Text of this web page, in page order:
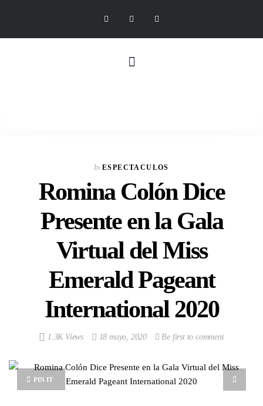
In ESPECTACULOS
Romina Colón Dice
Presente en la Gala
Virtual del Miss
Emerald Pageant
International 2020
1.3K Views 18 mayo, 2020 Be first to comment
PIN IT